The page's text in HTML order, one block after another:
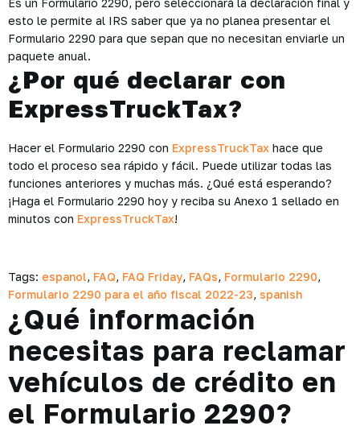
esto le permite al IRS saber que ya no planea presentar el
Formulario 2290 para que sepan que no necesitan enviarle un
paquete anual.
¿Por qué declarar con
ExpressTruckTax?
Hacer el Formulario 2290 con ExpressTruckTax hace que
todo el proceso sea rápido y fácil. Puede utilizar todas las
funciones anteriores y muchas más. ¿Qué está esperando?
¡Haga el Formulario 2290 hoy y reciba su Anexo 1 sellado en
minutos con ExpressTruckTax!
Tags: espanol, FAQ, FAQ Friday, FAQs, Formulario 2290,
Formulario 2290 para el año fiscal 2022-23, spanish
¿Qué información
necesitas para reclamar
vehículos de crédito en
el Formulario 2290?